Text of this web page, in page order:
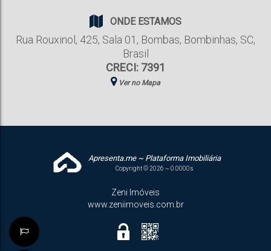
ONDE ESTAMOS
Rua Rouxinol , 425, Sala 01 , Bombas, Bombinhas, SC,
Brasil
CRECI: 7391
Ver no Mapa
Apresenta.me ~ Plataforma Imobiliária
Copyright © 2026 ~ 0.0000s
Zeni Imóveis
www.zeniimoveis.com.br